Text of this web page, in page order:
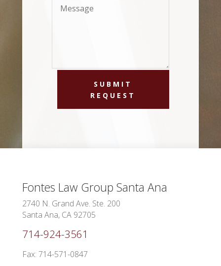
SUBMIT
REQUEST
Fontes Law Group Santa Ana
2740 N. Grand Ave. Ste. 200
Santa Ana, CA 92705
714-924-3561
Fax: 714-571-0847